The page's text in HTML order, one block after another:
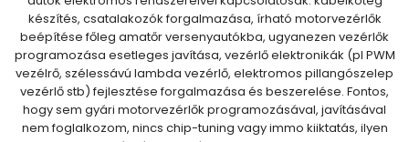
készítés, csatalakozók forgalmazása, írható motorvezérlők
beépítése főleg amatőr versenyautókba, ugyanezen vezérlők
programozása esetleges javítása, vezérlő elektronikák (pl PWM
vezélrő, szélessávú lambda vezérlő, elektromos pillangószelep
vezérlő stb) fejlesztése forgalmazása és beszerelése. Fontos,
hogy sem gyári motorvezérlők programozásával, javításával
nem foglalkozom, nincs chip-tuning vagy immo kiiktatás, ilyen